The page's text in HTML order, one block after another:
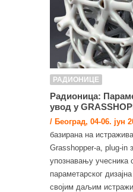
РАДИОНИЦЕ
Радионица:
увод у
/ Београд, 04-06. јун
базирана на
Grasshopper-а, plug-in
упознавању учесника
параметарског
својим даљим